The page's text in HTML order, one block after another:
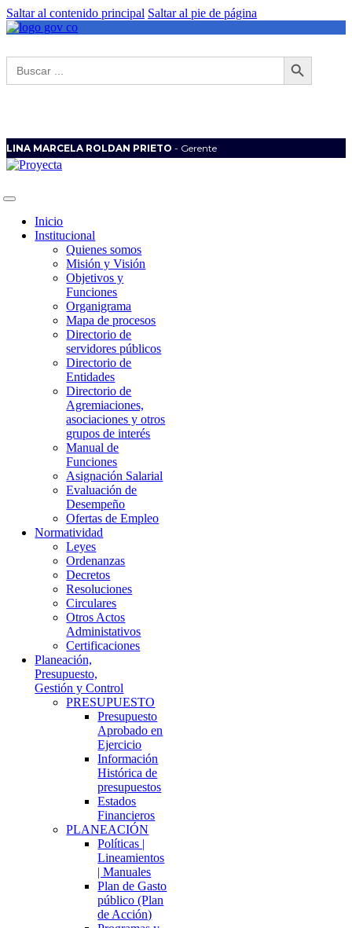
Saltar al contenido principal Saltar al pie de página
Buscar: Botón de búsqueda
LINA MARCELA ROLDAN PRIETO - Gerente
Inicio
Institucional
Quienes somos
Misión y Visión
Objetivos y
Funciones
Organigrama
Mapa de procesos
Directorio de
servidores públicos
Directorio de
Entidades
Directorio de
Agremiaciones,
asociaciones y otros
grupos de interés
Manual de
Funciones
Asignación Salarial
Evaluación de
Desempeño
Ofertas de Empleo
Normatividad
Leyes
Ordenanzas
Decretos
Resoluciones
Circulares
Otros Actos
Administativos
Certificaciones
Planeación,
Presupuesto,
Gestión y Control
PRESUPUESTO
Presupuesto
Aprobado en
Ejercicio
Información
Histórica de
presupuestos
Estados
Financieros
PLANEACIÓN
Políticas |
Lineamientos
| Manuales
Plan de Gasto
público (Plan
de Acción)